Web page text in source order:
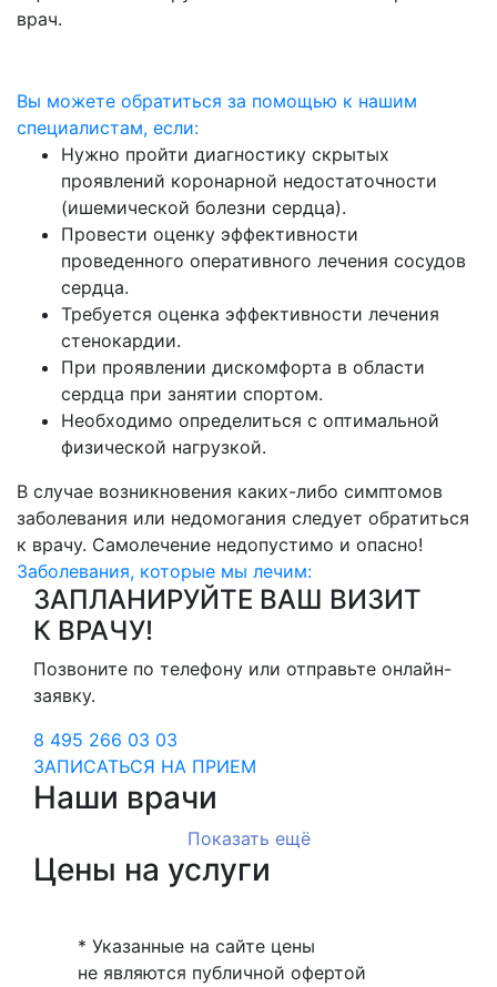
врач.
Вы можете обратиться за помощью к нашим
специалистам, если:
Нужно пройти диагностику скрытых
проявлений коронарной недостаточности
(ишемической болезни сердца).
Провести оценку эффективности
проведенного оперативного лечения сосудов
сердца.
Требуется оценка эффективности лечения
стенокардии.
При проявлении дискомфорта в области
сердца при занятии спортом.
Необходимо определиться с оптимальной
физической нагрузкой.
В случае возникновения каких-либо симптомов
заболевания или недомогания следует обратиться
к врачу. Самолечение недопустимо и опасно!
Заболевания, которые мы лечим:
ЗАПЛАНИРУЙТЕ ВАШ ВИЗИТ
К ВРАЧУ!
Позвоните по телефону или отправьте онлайн-
заявку.
8 495 266 03 03
ЗАПИСАТЬСЯ НА ПРИЕМ
Наши врачи
Показать ещё
Цены на услуги
* Указанные на сайте цены
не являются публичной офертой